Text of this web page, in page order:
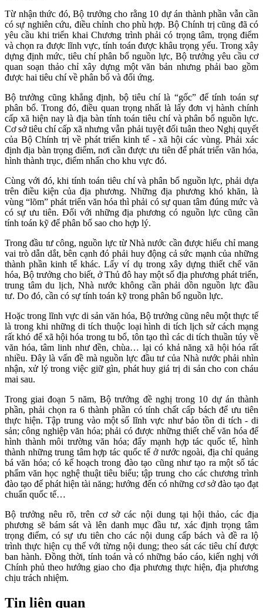
Từ nhận thức đó, Bộ trưởng cho rằng 10 dự án thành phần vẫn cần
có sự nghiên cứu, điều chỉnh cho phù hợp. Bộ Chính trị cũng đã có
yêu cầu khi triển khai Chương trình phải có trọng tâm, trọng điểm
và chọn ra được lĩnh vực, tính toán được khâu trọng yếu. Trong xây
dựng định mức, tiêu chí phân bổ nguồn lực, Bộ trưởng yêu cầu cơ
quan soạn thảo chỉ xây dựng một văn bản nhưng phải bao gồm
được hai tiêu chí về phân bổ và đối ứng.
Bộ trưởng cũng khẳng định, bộ tiêu chí là “gốc” để tính toán sự
phân bổ. Trong đó, điều quan trọng nhất là lấy đơn vị hành chính
cấp xã hiện nay là địa bàn tính toán tiêu chí và phân bổ nguồn lực.
Cơ sở tiêu chí cấp xã nhưng vẫn phải tuyệt đối tuân theo Nghị quyết
của Bộ Chính trị về phát triển kinh tế - xã hội các vùng. Phải xác
định địa bàn trọng điểm, nơi cần được ưu tiên để phát triển văn hóa,
hình thành trục, điểm nhấn cho khu vực đó.
Cùng với đó, khi tính toán tiêu chí và phân bổ nguồn lực, phải dựa
trên điều kiện của địa phương. Những địa phương khó khăn, là
vùng “lõm” phát triển văn hóa thì phải có sự quan tâm đúng mức và
có sự ưu tiên. Đối với những địa phương có nguồn lực cũng cần
tính toán kỹ để phân bổ sao cho hợp lý.
Trong đầu tư công, nguồn lực từ Nhà nước cần được hiểu chỉ mang
vai trò dẫn dắt, bên cạnh đó phải huy động cả sức mạnh của những
thành phần kinh tế khác. Lấy ví dụ trong xây dựng thiết chế văn
hóa, Bộ trưởng cho biết, ở Thủ đô hay một số địa phương phát triển,
trung tâm du lịch, Nhà nước không cần phải dồn nguồn lực đầu
tư. Do đó, cần có sự tính toán kỹ trong phân bổ nguồn lực.
Hoặc trong lĩnh vực di sản văn hóa, Bộ trưởng cũng nêu một thực tế
là trong khi những di tích thuộc loại hình di tích lịch sử cách mạng
rất khó để xã hội hóa trong tu bổ, tôn tạo thì các di tích thuần túy về
văn hóa, tâm linh như đền, chùa… lại có khả năng xã hội hóa rất
nhiều. Đây là vấn đề mà nguồn lực đầu tư của Nhà nước phải nhìn
nhận, xử lý trong việc giữ gìn, phát huy giá trị di sản cho con cháu
mai sau.
Trong giai đoạn 5 năm, Bộ trưởng đề nghị trong 10 dự án thành
phần, phải chọn ra 6 thành phần có tính chất cấp bách để ưu tiên
thực hiện. Tập trung vào một số lĩnh vực như bảo tồn di tích - di
sản; công nghiệp văn hóa; phải có được những thiết chế văn hóa để
hình thành môi trường văn hóa; đẩy mạnh hợp tác quốc tế, hình
thành những trung tâm hợp tác quốc tế ở nước ngoài, địa chỉ quảng
bá văn hóa; có kế hoạch trong đào tạo cũng như tạo ra một số tác
phẩm văn học nghệ thuật tiêu biểu; tập trung cho các chương trình
đào tạo để phát hiện tài năng; hướng đến có những cơ sở đào tạo đạt
chuẩn quốc tế…
Bộ trưởng nêu rõ, trên cơ sở các nội dung tại hội thảo, các địa
phương sẽ bám sát và lên danh mục đầu tư, xác định trọng tâm
trọng điểm, có sự ưu tiên cho các nội dung cấp bách và đề ra lộ
trình thực hiện cụ thể với từng nội dung; theo sát các tiêu chí được
ban hành. Đồng thời, tính toán và có những báo cáo, kiến nghị với
Chính phủ theo hướng giao cho địa phương thực hiện, địa phương
chịu trách nhiệm.
Tin liên quan